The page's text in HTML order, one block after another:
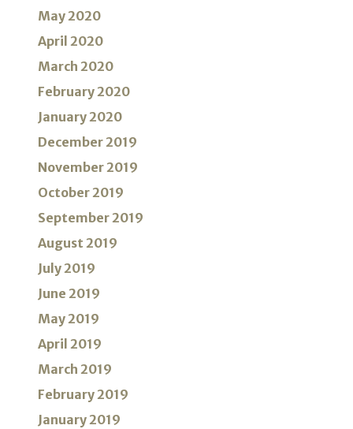
May 2020
April 2020
March 2020
February 2020
January 2020
December 2019
November 2019
October 2019
September 2019
August 2019
July 2019
June 2019
May 2019
April 2019
March 2019
February 2019
January 2019